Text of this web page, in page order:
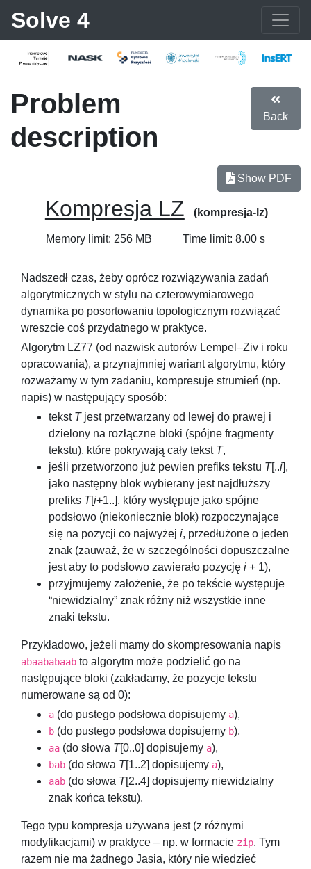
Solve 4
Problem
description
Back
Show PDF
Kompresja LZ (kompresja-lz)
Memory limit: 256 MB Time limit: 8.00 s
Nadszedł czas, żeby oprócz rozwiązywania zadań
algorytmicznych w stylu na czterowymiarowego
dynamika po posortowaniu topologicznym rozwiązać
wreszcie coś przydatnego w praktyce.
Algorytm LZ77 (od nazwisk autorów Lempel–Ziv i roku
opracowania), a przynajmniej wariant algorytmu, który
rozważamy w tym zadaniu, kompresuje strumień (np.
napis) w następujący sposób:
tekst Tjest przetwarzany od lewej do prawej i
dzielony na rozłączne bloki (spójne fragmenty
tekstu), które pokrywają cały tekst T,
jeśli przetworzono już pewien prefiks tekstu T[..i],
jako następny blok wybierany jest najdłuższy
prefiks T[i+1..], który występuje jako spójne
podsłowo (niekoniecznie blok) rozpoczynające
się na pozycji co najwyżej i, przedłużone o jeden
znak (zauważ, że w szczególności dopuszczalne
jest aby to podsłowo zawierało pozycję i + 1),
przyjmujemy założenie, że po tekście występuje
“niewidzialny” znak różny niż wszystkie inne
znaki tekstu.
Przykładowo, jeżeli mamy do skompresowania napis
abaababaab to algorytm może podzielić go na
następujące bloki (zakładamy, że pozycje tekstu
numerowane są od 0):
a (do pustego podsłowa dopisujemy a),
b (do pustego podsłowa dopisujemy b),
aa (do słowa T[0..0] dopisujemy a),
bab (do słowa T[1..2] dopisujemy a),
aab (do słowa T[2..4] dopisujemy niewidzialny
znak końca tekstu).
Tego typu kompresja używana jest (z różnymi
modyfikacjami) w praktyce – np. w formacie zip. Tym
razem nie ma żadnego Jasia, który nie wiedzieć